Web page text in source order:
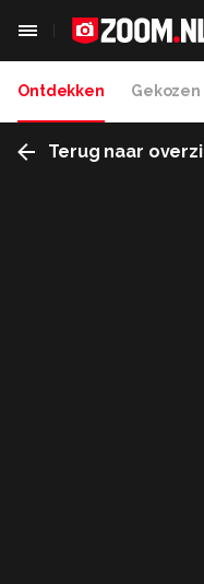
Ontdekken Gekozen
Terug naar